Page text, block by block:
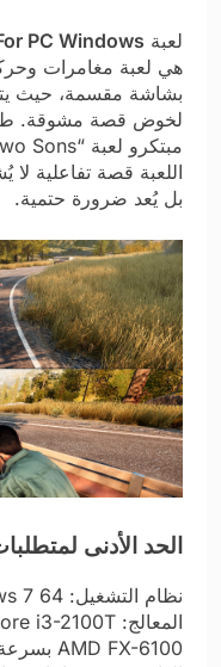
لعبة PC Windows
هي لعبة مغامرات
بشاشة مقسمة، حيث
اللعبة قصة تفاعلية
بل يُعد ضرورة حتمية.
الحد الأدنى
نظام التشغيل: Windows 7 64 بت أو أحدث
AMD FX-6100 بسرعة 3.3 جيجاهرتز